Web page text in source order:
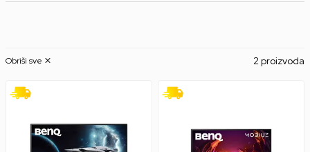
2 proizvoda
Obriši sve